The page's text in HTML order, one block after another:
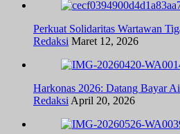
Perkuat Solidaritas Wartawan
Redaksi Maret 12, 2026
Harkonas 2026: Datang Bayar
Redaksi April 20, 2026